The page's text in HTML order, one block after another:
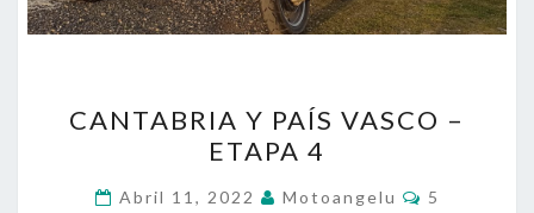
Y
PAÍS
VASCO
CANTABRIA Y PAÍS VASCO –
ETAPA 4
Abril 11, 2022 Motoangelu
5